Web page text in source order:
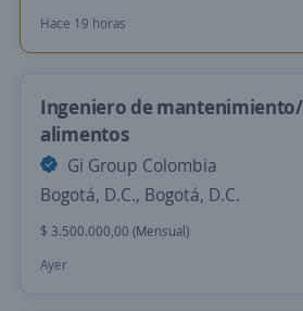
Hace 19 horas
Ingeniero de
alimentos
Gi Group Colombia
Bogotá, D.C., Bogotá, D.C.
$ 3.500.000,00 (Mensual)
Ayer